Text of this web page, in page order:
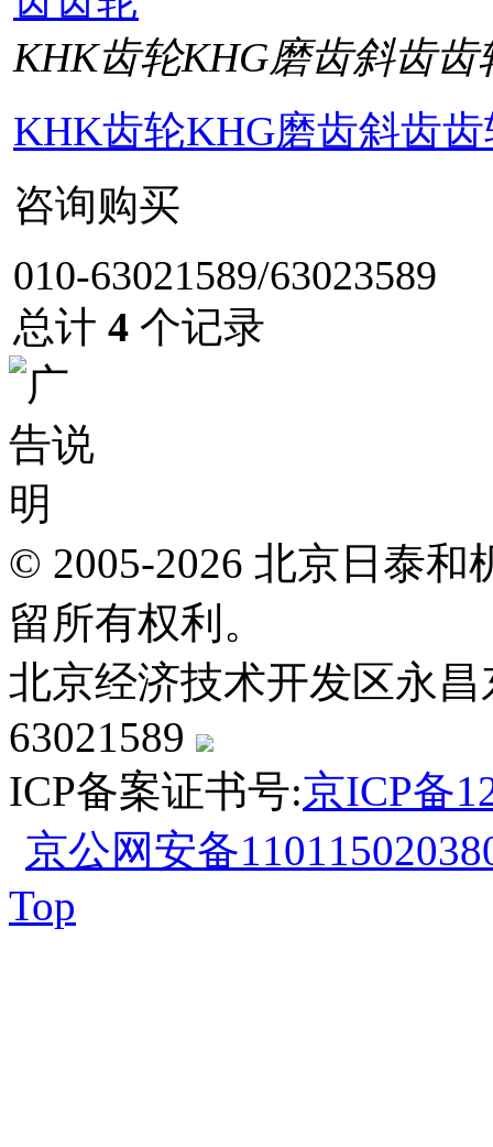
KHK齿轮KHG磨齿斜齿齿
KHK齿轮KHG磨齿斜齿
咨询购买
010-63021589/63023589
总计 4 个记录
© 2005-2026 北京日泰
留所有权利。
北京经济技术开发区永
63021589
ICP备案证书号:京ICP备
京公网安备
Top